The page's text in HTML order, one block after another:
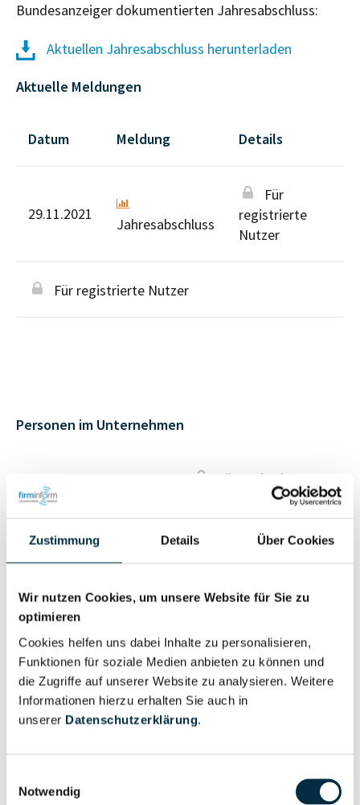
Zustimmung Details Über Cookies
Wir nutzen Cookies, um unsere Website für Sie zu
optimieren
Cookies helfen uns dabei Inhalte zu personalisieren,
Funktionen für soziale Medien anbieten zu können und
die Zugriffe auf unserer Website zu analysieren. Weitere
Informationen hierzu erhalten Sie auch in
unserer Datenschutzerklärung.
Notwendig
Bundesanzeiger dokumentierten Jahresabschluss:
Aktuellen Jahresabschluss herunterladen
Aktuelle Meldungen
Datum Meldung Details
29.11.2021
Jahresabschluss
Für
registrierte
Nutzer
Für registrierte Nutzer
Personen im Unternehmen
Geschäftsführer (1)
Für registrierte
Wirtschaftlich
anfragen
Eigentums- und Kontrollstruktur